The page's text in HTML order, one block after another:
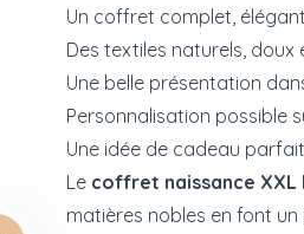
Un coffret complet,
Des textiles naturels, doux
Une belle présentation
Personnalisation possible
Une idée de cadeau
Le coffret naissance XXL
matières nobles en font